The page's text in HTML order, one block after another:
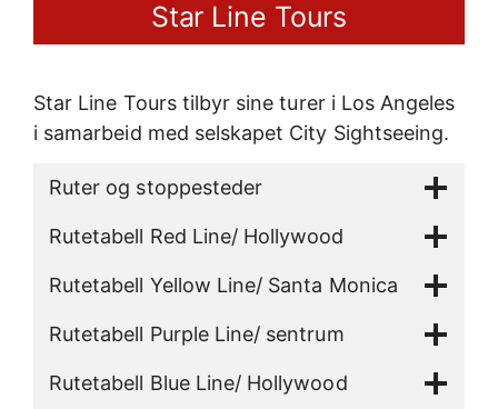
Star Line Tours
Star Line Tours tilbyr sine turer i Los Angeles
i samarbeid med selskapet City Sightseeing.
Ruter og stoppesteder
Rutetabell Red Line/ Hollywood
Rutetabell Yellow Line/ Santa Monica
Rutetabell Purple Line/ sentrum
Rutetabell Blue Line/ Hollywood